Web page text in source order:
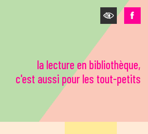
la lecture en bibliothèque,
c'est aussi pour les tout-petits